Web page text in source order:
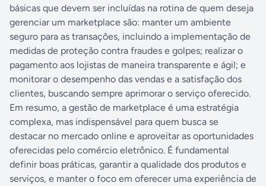
básicas que devem ser incluídas na rotina de quem deseja
gerenciar um marketplace são: manter um ambiente
seguro para as transações, incluindo a implementação de
medidas de proteção contra fraudes e golpes; realizar o
pagamento aos lojistas de maneira transparente e ágil; e
monitorar o desempenho das vendas e a satisfação dos
clientes, buscando sempre aprimorar o serviço oferecido.
Em resumo, a gestão de marketplace é uma estratégia
complexa, mas indispensável para quem busca se
destacar no mercado online e aproveitar as oportunidades
oferecidas pelo comércio eletrônico. É fundamental
definir boas práticas, garantir a qualidade dos produtos e
serviços, e manter o foco em oferecer uma experiência de